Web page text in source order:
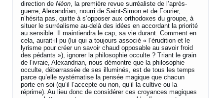
direction deNéon, la première revue surréaliste de l’après-
guerre, Alexandrian, nourri de Saint-Simon et de Fourier,
n’hésita pas, quitte à s’opposer aux orthodoxes du groupe, à
situer le surréalisme au-delà des idées en accordant la priorité
au sensible. Il maintiendra le cap, sa vie durant. Comment en
cela, aurait-il pu (lui qui a toujours associé « l’érudition et le
lyrisme pour créer un savoir chaud opposable au savoir froid
des pédants »), ignorer la philosophie occulte ? Triant le grain
de l’ivraie, Alexandrian, nous démontre que la philosophie
occulte, débarrassée de ses illuminés, est de tous les temps
parce qu’elle systématise la pensée magique que chacun
porte en soi (qu’il l’accepte ou non, qu’il la cultive ou la
réprime). Au lieu donc de considérer ces croyances magiques